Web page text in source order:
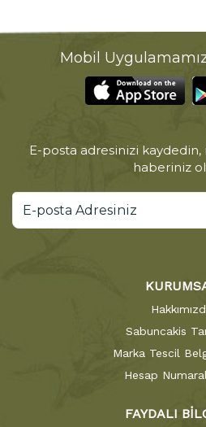
Mobil
E-posta adresinizi
haberiniz
Sabuncakis
Marka Tescil
Hesap
FAYDALI